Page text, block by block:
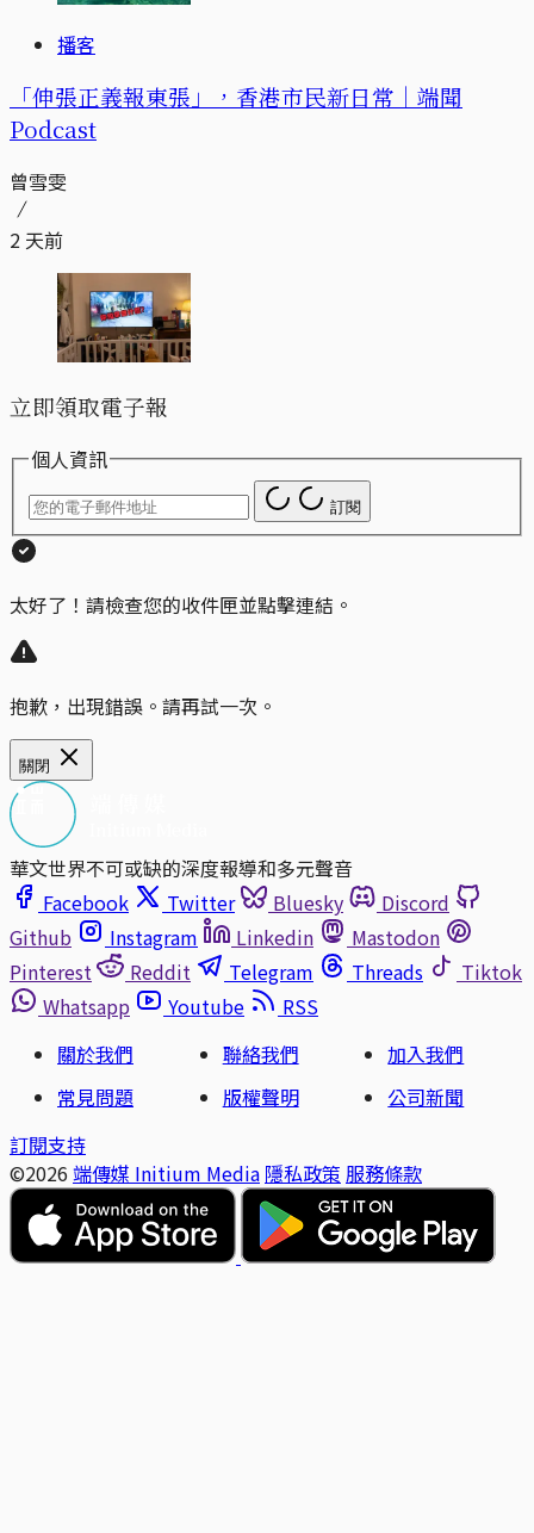
播客
「伸張正義報東張」，香港市民新日常｜端聞
Podcast
曾雪雯
2 天前
立即領取電子報
個人資訊
訂閱
太好了！請檢查您的收件匣並點擊連結。
抱歉，出現錯誤。請再試一次。
關閉
華文世界不可或缺的深度報導和多元聲音
Facebook
Twitter Bluesky
Discord
Github
Instagram Linkedin
Mastodon
Pinterest
Reddit Telegram Threads
Tiktok
Whatsapp
Youtube
RSS
關於我們
聯絡我們
加入我們
常見問題
版權聲明
公司新聞
訂閱支持
©2026 端傳媒 Initium Media 隱私政策 服務條款